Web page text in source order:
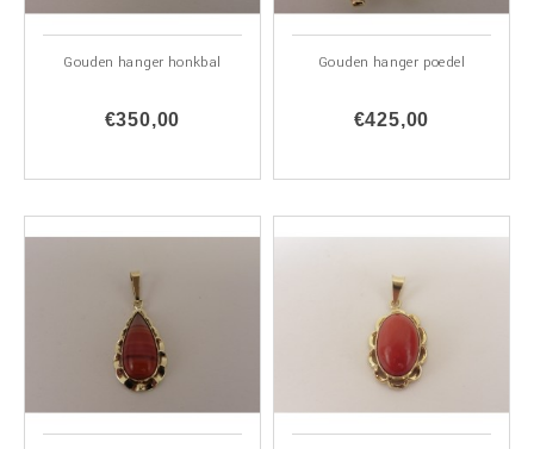
Gouden hanger honkbal
€350,00
Gouden hanger poedel
€425,00